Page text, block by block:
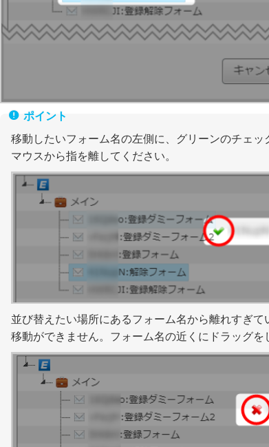
移動したいフォーム名の左側に、グリーンのチェッ
マウスから指を離してください。
並び替えたい場所にあるフォーム名から離れすぎ
移動ができません。フォーム名の近くにドラッグを